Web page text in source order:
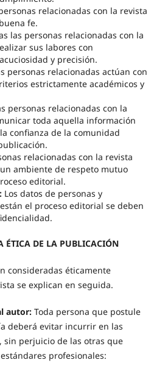
relacionadas con la revista
fe.
las personas relacionadas con la
sus labores con
y precisión.
personas relacionadas actúan con
estrictamente académicos y
personas relacionadas con la
toda aquella información
confianza de la comunidad
relacionadas con la revista
ambiente de respeto mutuo
editorial.
Los datos de personas y
el proceso editorial se deben
ÉTICA DE LA PUBLICACIÓN
consideradas éticamente
se explican en seguida.
autor: Toda persona que postule
deberá evitar incurrir en las
sin perjuicio de las otras que
profesionales: